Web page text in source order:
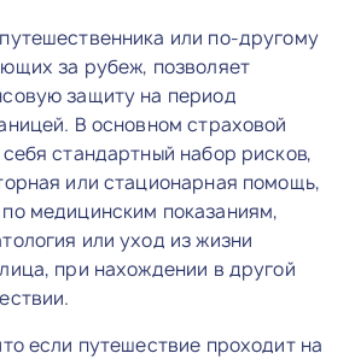
или по-другому
за рубеж, позволяет
защиту на период
В основном страховой
стандартный набор рисков,
или стационарная помощь,
медицинским показаниям,
или уход из жизни
при нахождении в другой
если путешествие проходит на